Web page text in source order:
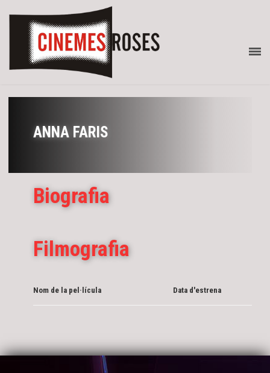
ANNA FARIS
Biografia
Filmografia
Nom de la pel·lícula Data d'estrena